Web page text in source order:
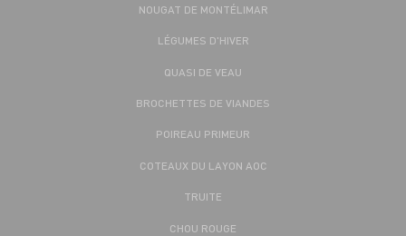
NOUGAT DE MONTÉLIMAR
LÉGUMES D'HIVER
QUASI DE VEAU
BROCHETTES DE VIANDES
POIREAU PRIMEUR
COTEAUX DU LAYON AOC
TRUITE
CHOU ROUGE